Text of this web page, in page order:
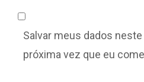
Salvar meus dados neste
próxima vez que eu